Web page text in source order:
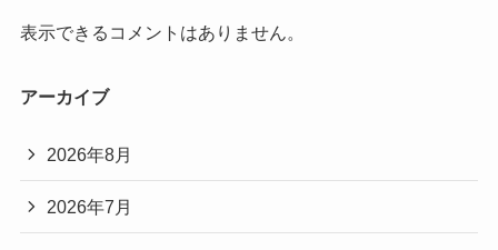
表示できるコメントはありません。
アーカイブ
2026年8月
2026年7月